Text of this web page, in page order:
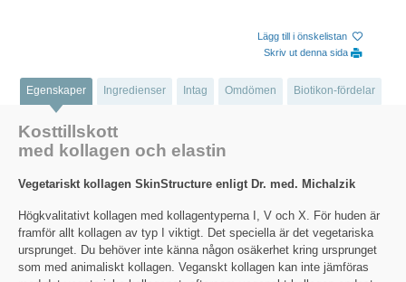
Lägg till i önskelistan
Skriv ut denna sida
Egenskaper Ingredienser Intag Omdömen Biotikon-fördelar
Kosttillskott
med kollagen och elastin
Vegetariskt kollagen SkinStructure enligt Dr. med. Michalzik
Högkvalitativt kollagen med kollagentyperna I, V och X. För huden är
framför allt kollagen av typ I viktigt. Det speciella är det vegetariska
ursprunget. Du behöver inte känna någon osäkerhet kring ursprunget
som med animaliskt kollagen. Veganskt kollagen kan inte jämföras